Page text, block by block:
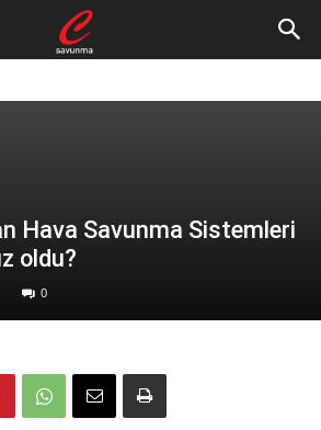
Hava Savunma Sistemleri
oldu?
0